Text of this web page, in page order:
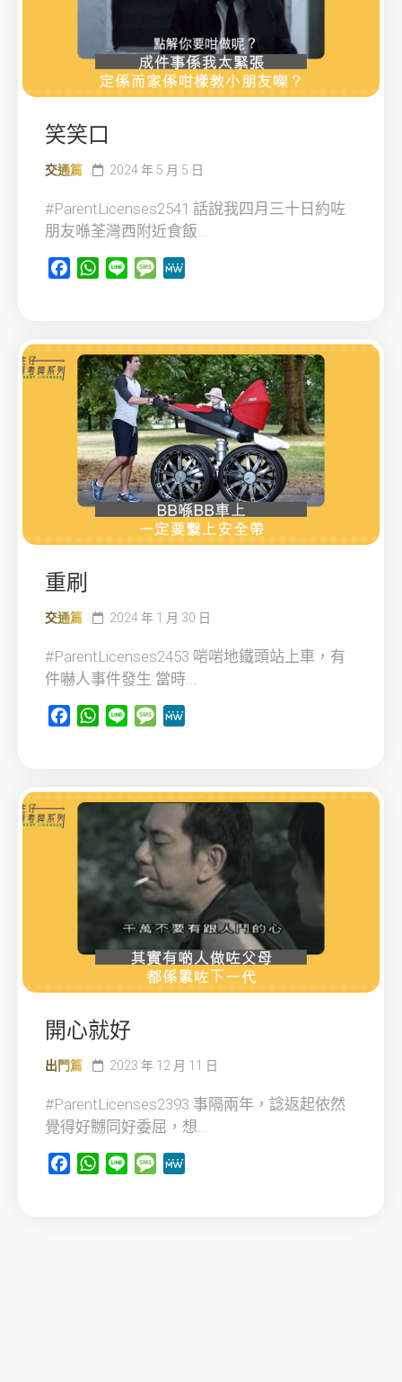
笑笑口
交通篇 2024 年 5 月 5 日
#ParentLicenses2541 話說我四月三十日約咗
朋友喺荃灣西附近食飯...
FacebookWhatsApp
Line Message
重刷
交通篇 2024 年 1 月 30 日
#ParentLicenses2453 啱啱地鐵頭站上車，有
件嚇人事件發生 當時...
FacebookWhatsApp
Line Message
開心就好
出門篇 2023 年 12 月 11 日
#ParentLicenses2393 事隔兩年，諗返起依然
覺得好嬲同好委屈，想...
FacebookWhatsApp
Line Message